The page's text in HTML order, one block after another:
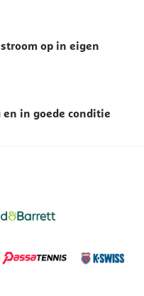
op in eigen
in goede conditie